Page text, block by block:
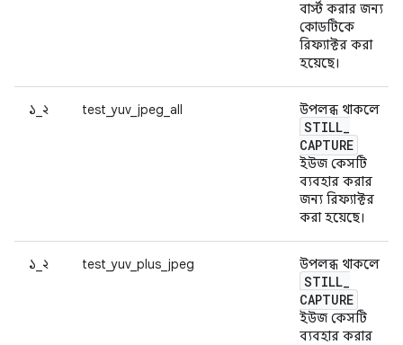
বার্স্ট করার জন্য
কোডটিকে
রিফ্যাক্টর করা
হয়েছে।
১_২ test_yuv_jpeg_all উপলব্ধ থাকলে
STILL_
CAPTURE
ইউজ কেসটি
ব্যবহার করার
জন্য রিফ্যাক্টর
করা হয়েছে।
১_২ test_yuv_plus_jpeg উপলব্ধ থাকলে
STILL_
CAPTURE
ইউজ কেসটি
ব্যবহার করার